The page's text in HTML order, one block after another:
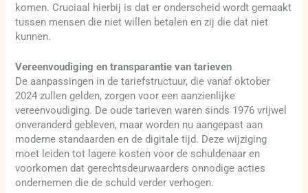
komen. Cruciaal hierbij is dat er onderscheid wordt gemaakt
tussen mensen die niet willen betalen en zij die dat niet
kunnen.
Vereenvoudiging en transparantie van tarieven
De aanpassingen in de tariefstructuur, die vanaf oktober
2024 zullen gelden, zorgen voor een aanzienlijke
vereenvoudiging. De oude tarieven waren sinds 1976 vrijwel
onveranderd gebleven, maar worden nu aangepast aan
moderne standaarden en de digitale tijd. Deze wijziging
moet leiden tot lagere kosten voor de schuldenaar en
voorkomen dat gerechtsdeurwaarders onnodige acties
ondernemen die de schuld verder verhogen.